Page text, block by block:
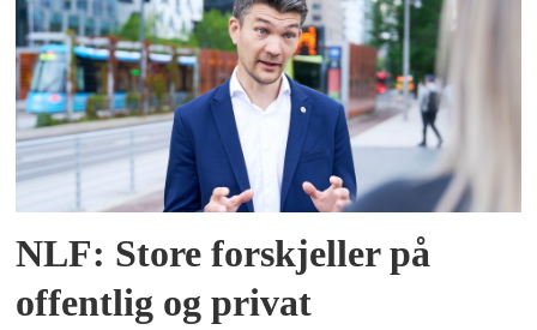
NLF: Store forskjeller på
offentlig og privat